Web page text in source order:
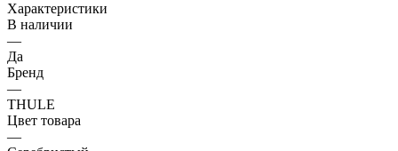
Характеристики
В наличии
—
Да
Бренд
—
THULE
Цвет товара
—